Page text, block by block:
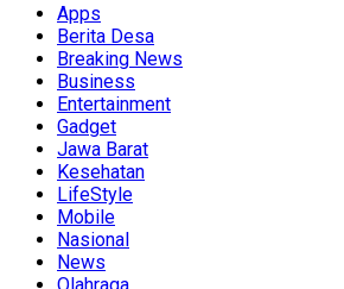
Apps
Berita Desa
Breaking News
Business
Entertainment
Gadget
Jawa Barat
Kesehatan
LifeStyle
Mobile
Nasional
News